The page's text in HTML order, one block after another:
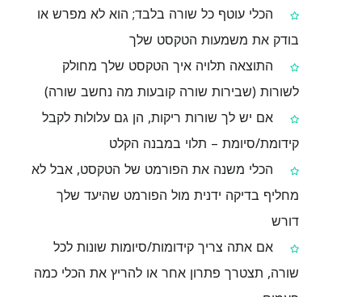
הכלי עוטף כל שורה בלבד; הוא לא מפרש או
בודק את משמעות הטקסט שלך
התוצאה תלויה איך הטקסט שלך מחולק
לשורות (שבירות שורה קובעות מה נחשב שורה)
אם יש לך שורות ריקות, הן גם עלולות לקבל
קידומת/סיומת – תלוי במבנה הקלט
הכלי משנה את הפורמט של הטקסט, אבל לא
מחליף בדיקה ידנית מול הפורמט שהיעד שלך
דורש
אם אתה צריך קידומות/סיומות שונות לכל
שורה, תצטרך פתרון אחר או להריץ את הכלי כמה